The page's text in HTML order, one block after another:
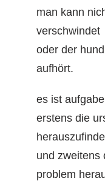
man kann
verschwindet
oder der
aufhört.
es ist
erstens die
und zweitens
problem